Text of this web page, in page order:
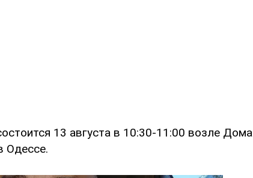
13 августа в 10:30-11:00 возле Дома
Одессе.